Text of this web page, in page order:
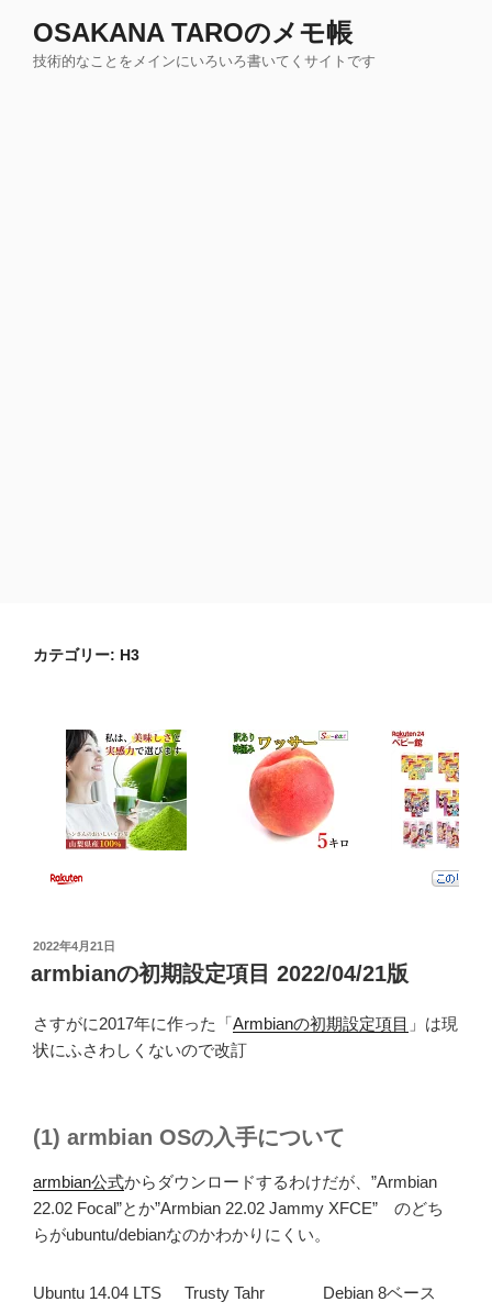
OSAKANA TAROのメモ帳
技術的なことをメインにいろいろ書いてくサイトです
カテゴリー: H3
投
日:
2022年4月21日
armbianの初期設定項目 2022/04/21版
さすがに2017年に作った「Armbianの初期設定項目 」は現
状にふさわしくないので改訂
(1) armbian OSの入手について
armbian公式からダウンロードするわけだが、”Armbian
22.02 Focal”とか”Armbian 22.02 Jammy XFCE” のどち
らがubuntu/debianなのかわかりにくい。
Ubuntu 14.04 LTS Trusty Tahr Debian 8ベース